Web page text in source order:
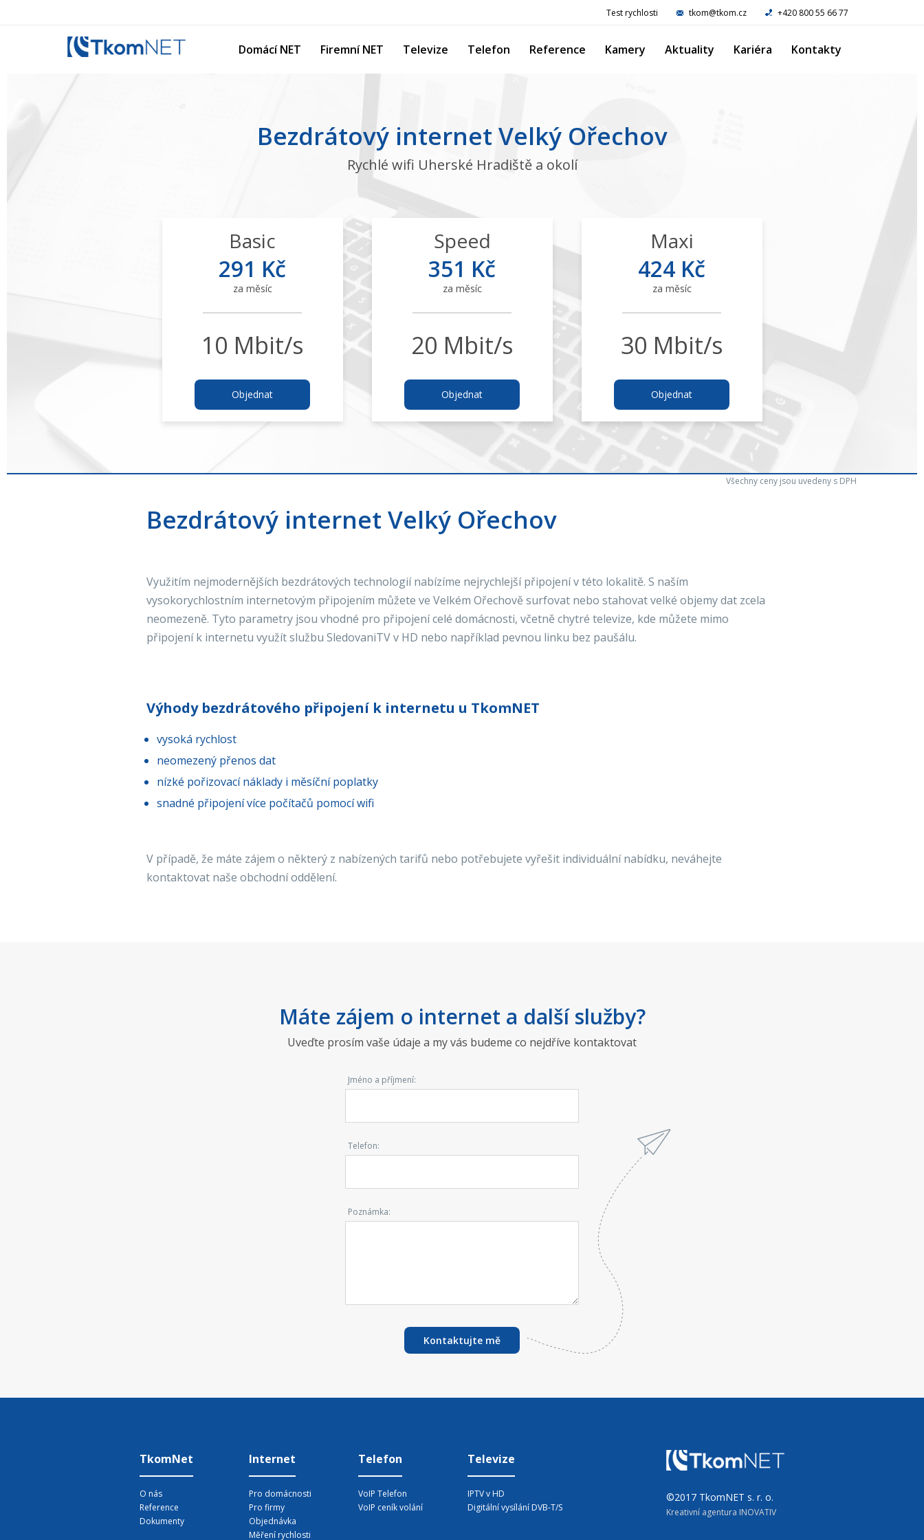
Test rychlosti tkom@tkom.cz +420 800 55 66 77
Domácí NET Firemní NET Televize Telefon Reference Kamery Aktuality Kariéra Kontakty
Bezdrátový internet Velký Ořechov
Rychlé wifi Uherské Hradiště a okolí
Basic
291 Kč
za měsíc
10 Mbit/s
Objednat
Speed
351 Kč
za měsíc
20 Mbit/s
Objednat
Maxi
424 Kč
za měsíc
30 Mbit/s
Objednat
Všechny ceny jsou uvedeny s DPH
Bezdrátový internet Velký Ořechov
Využitím nejmodernějších bezdrátových technologií nabízíme nejrychlejší připojení v této lokalitě. S naším
vysokorychlostním internetovým připojením můžete ve Velkém Ořechově surfovat nebo stahovat velké objemy dat zcela
neomezeně. Tyto parametry jsou vhodné pro připojení celé domácnosti, včetně chytré televize, kde můžete mimo
připojení k internetu využít službu SledovaniTV v HD nebo například pevnou linku bez paušálu.
Výhody bezdrátového připojení k internetu u TkomNET
vysoká rychlost
neomezený přenos dat
nízké pořizovací náklady i měsíční poplatky
snadné připojení více počítačů pomocí wifi
V případě, že máte zájem o některý z nabízených tarifů nebo potřebujete vyřešit individuální nabídku, neváhejte
kontaktovat naše obchodní oddělení.
Máte zájem o internet a další služby?
Uveďte prosím vaše údaje a my vás budeme co nejdříve kontaktovat
Jméno a příjmení:
Telefon:
Poznámka:
Kontaktujte mě
TkomNet
O nás
Reference
Dokumenty
Internet
Pro domácnosti
Pro firmy
Objednávka
Měření rychlosti
Telefon
VoIP Telefon
VoIP ceník volání
Televize
IPTV v HD
Digitální vysílání DVB-T/S
©2017 TkomNET s. r. o.
Kreativní agentura INOVATIV